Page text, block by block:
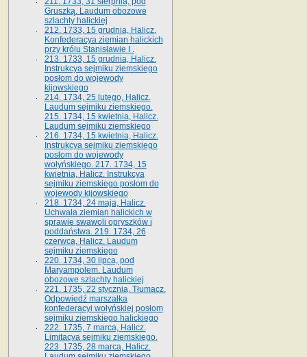
Gruszką. Laudum obozowe
szlachty halickiej
212. 1733, 15 grudnia, Halicz.
Konfederacya ziemian halickich
przy królu Stanisławie I .
213. 1733, 15 grudnia, Halicz.
Instrukcya sejmiku ziemskiego
posłom do wojewody
kijowskiego
214. 1734, 25 lutego, Halicz.
Laudum sejmiku ziemskiego.
215. 1734, 15 kwietnia, Halicz.
Laudum sejmiku ziemskiego
216. 1734, 15 kwietnia, Halicz.
Instrukcya sejmiku ziemskiego
posłom do wojewody
wołyńskiego. 217. 1734, 15
kwietnia, Halicz. Instrukcya
sejmiku ziemskiego posłom do
wojewody kijowskiego
218. 1734, 24 maja, Halicz.
Uchwała ziemian halickich w
sprawie swawoli opryszków i
poddaństwa. 219. 1734, 26
czerwca, Halicz. Laudum
sejmiku ziemskiego
220. 1734, 30 lipca, pod
Maryampolem. Laudum
obozowe szlachty halickiej
221. 1735, 22 stycznia, Tłumacz.
Odpowiedź marszałka
konfederacyi wołyńskiej posłom
sejmiku ziemskiego halickiego
222. 1735, 7 marca, Halicz.
Limitacya sejmiku ziemskiego.
223. 1735, 28 marca, Halicz.